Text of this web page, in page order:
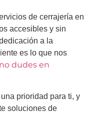
de cerrajería en
accesibles y sin
a la
es lo que nos
no dudes en
prioridad para ti, y
soluciones de